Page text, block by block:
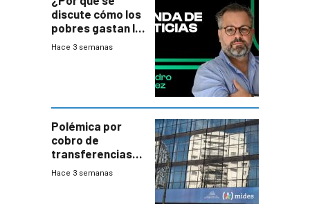
discute cómo los
pobres gastan la
plata?
Hace 3 semanas
Polémica por
cobro de
transferencias
del Mides en
Hace 3 semanas